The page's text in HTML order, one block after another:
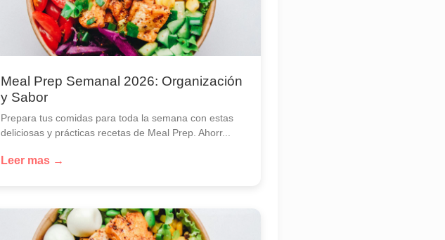
Meal Prep Semanal 2026: Organización
y Sabor
Prepara tus comidas para toda la semana con estas
deliciosas y prácticas recetas de Meal Prep. Ahorr...
Leer mas →